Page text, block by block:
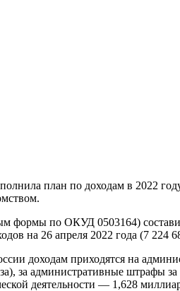
план по доходам в 2022
формы по ОКУД 0503164)
на 26 апреля 2022 года (7
доходам приходятся на
за административные штрафы
деятельности — 1,628